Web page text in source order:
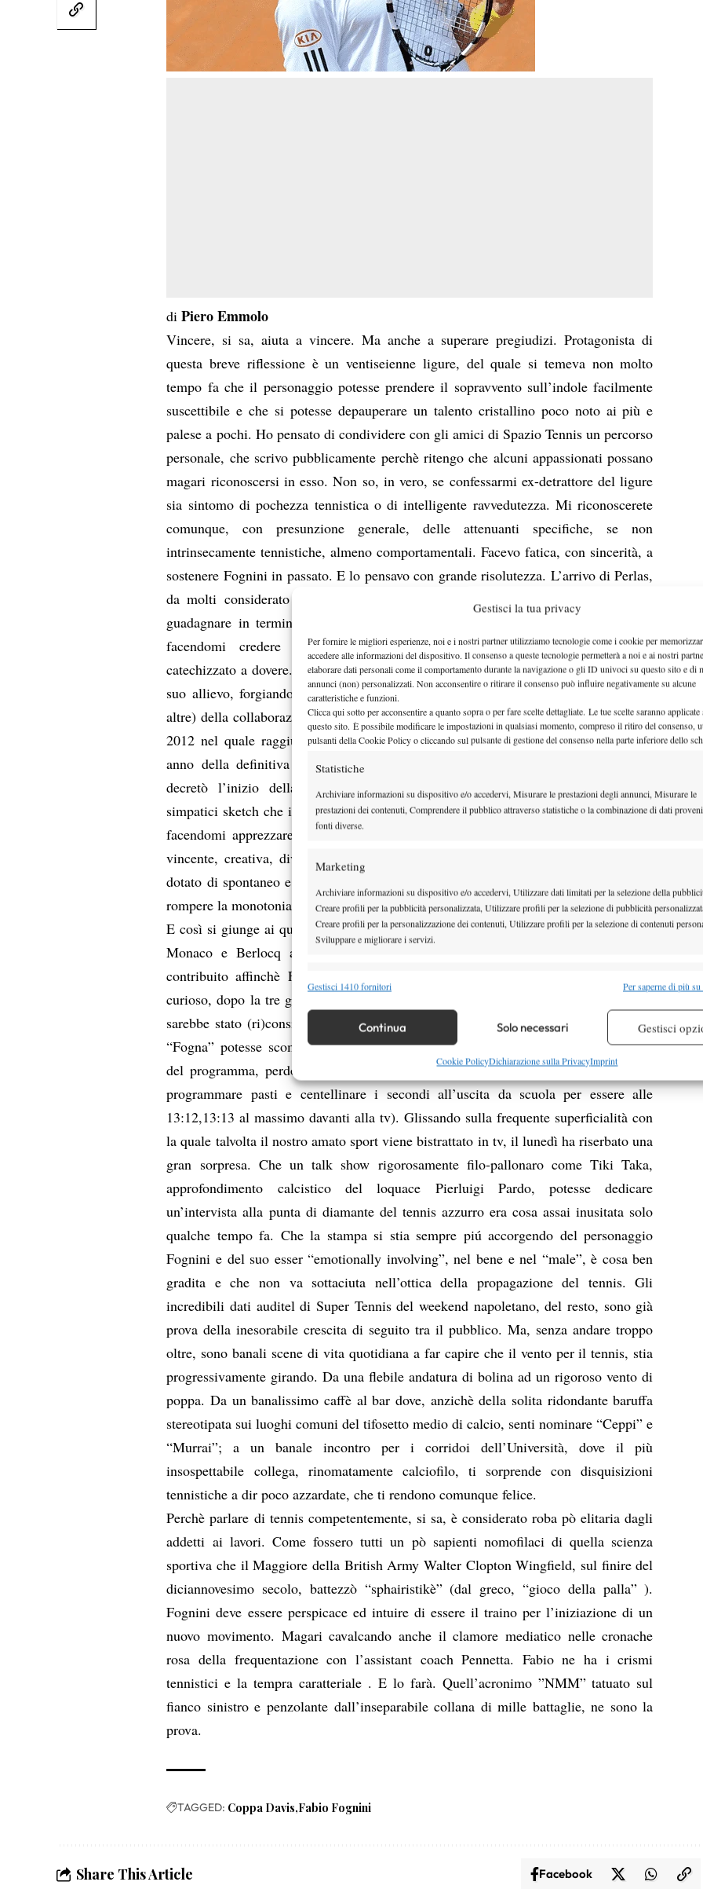
Gestisci la tua privacy
Per fornire le migliori esperienze, noi e i nostri partner utilizziamo tecnologie come i cookie per
accedere alle informazioni del dispositivo. Il consenso a queste tecnologie permetterà a noi e ai nostri
elaborare dati personali come il comportamento durante la navigazione o gli ID univoci su questo sito e di
annunci (non) personalizzati. Non acconsentire o ritirare il consenso può influire negativamente su alcune
caratteristiche e funzioni.
Clicca qui sotto per acconsentire a quanto sopra o per fare scelte dettagliate. Le tue scelte saranno applicate
questo sito. È possibile modificare le impostazioni in qualsiasi momento, compreso il ritiro del consenso,
pulsanti della Cookie Policy o cliccando sul pulsante di gestione del consenso nella parte inferiore dello
Statistiche
Archiviare informazioni su dispositivo e/o accedervi, Misurare le prestazioni degli annunci, Misurare le
prestazioni dei contenuti, Comprendere il pubblico attraverso statistiche o la combinazione di dati
fonti diverse.
Marketing
Archiviare informazioni su dispositivo e/o accedervi, Utilizzare dati limitati per la selezione della
Creare profili per la pubblicità personalizzata, Utilizzare profili per la selezione di pubblicità
Creare profili per la personalizzazione dei contenuti, Utilizzare profili per la selezione di contenuti
Sviluppare e migliorare i servizi.
Funzionalità
Identificare i dispositivi in base alle informazioni trasmesse automaticamente.
Garantire la sicurezza, prevenire e rilevare frodi, correggere errori,
Erogare e presentare pubblicità e contenuto, Salvare e comunicare le
scelte sulla privacy.
Gestisci 1410 fornitori Per saperne di più
Continua Solo necessari Gestisci
Cookie PolicyDichiarazione sulla PrivacyImprint
diPiero Emmolo
Vincere, si sa, aiuta a vincere. Ma anche a superare pregiudizi. Protagonista di
questa breve riflessione è un ventiseienne ligure, del quale si temeva non molto
tempo fa che il personaggio potesse prendere il sopravvento sull’indole facilmente
suscettibile e che si potesse depauperare un talento cristallino poco noto ai più e
palese a pochi. Ho pensato di condividere con gli amici di Spazio Tennis un percorso
personale, che scrivo pubblicamente perchè ritengo che alcuni appassionati possano
magari riconoscersi in esso. Non so, in vero, se confessarmi ex-detrattore del ligure
sia sintomo di pochezza tennistica o di intelligente ravvedutezza. Mi riconoscerete
comunque, con presunzione generale, delle attenuanti specifiche, se non
intrinsecamente tennistiche, almeno comportamentali. Facevo fatica, con sincerità, a
sostenere Fognini in passato. E lo pensavo con grande risolutezza. L’arrivo di Perlas,
da molti considerato una scommessa sulla quale il coach iberico aveva tutto da
guadagnare in termini di risultati e nulla da perdere, sparigliò le carte in tavola,
facendomi credere che quell’istrionico giocatore potesse essere finalmente
catechizzato a dovere. Josè, seppe metter ordine al tennis a volte un pò arruffone del
suo allievo, forgiando nel ligure una forma mentis vincente, sull’esperienza (tra le
altre) della collaborazione appena conclusa con Almagro, neo top 10. Così, dopo un
2012 nel quale raggiunse le finali di Bucarest e San Pietroburgo, giunse il 2013,
anno della definitiva consacrazione. E con essa un vistoso salto di qualità, che
decretò l’inizio della mia “conversione-Fognini”. Inutile aggiungere che quei
simpatici sketch che imperversano sulla rete hanno contribuito a completare l’opera,
facendomi apprezzare sempre più il tennista di Arma di Taggia. Stavolta in chiave
vincente, creativa, divertente. Guardavo quasi con ammirazione, adesso, quel tipo
dotato di spontaneo e comico physique du rôle, del quale il circuito ha bisogno per
rompere la monotonia e aizzare felicemente le platee.
E così si giunge ai quarti di Davis, dopo che già il match con Dodig a Torino e con
Monaco e Berlocq a Mar del Plata nei mesi precedenti, avevano sempre più
contribuito affinchè Fabio prendesse consapevolezza dei propri mezzi. Quasi ero
curioso, dopo la tre giorni partenopea, di vedere come massmediaticamente Fognini
sarebbe stato (ri)considerato. E per ragioni non solo tennistiche. Che l’impresa del
“Fogna” potesse scomodare “Studio sport” c’era da aspettarselo (la nuova dizione
del programma, perdonatemi, proprio non mi garba, dopo decenni, da piccino, di
programmare pasti e centellinare i secondi all’uscita da scuola per essere alle
13:12,13:13 al massimo davanti alla tv). Glissando sulla frequente superficialità con
la quale talvolta il nostro amato sport viene bistrattato in tv, il lunedì ha riserbato una
gran sorpresa. Che un talk show rigorosamente filo-pallonaro come Tiki Taka,
approfondimento calcistico del loquace Pierluigi Pardo, potesse dedicare
un’intervista alla punta di diamante del tennis azzurro era cosa assai inusitata solo
qualche tempo fa. Che la stampa si stia sempre piú accorgendo del personaggio
Fognini e del suo esser “emotionally involving”, nel bene e nel “male”, è cosa ben
gradita e che non va sottaciuta nell’ottica della propagazione del tennis. Gli
incredibili dati auditel di Super Tennis del weekend napoletano, del resto, sono già
prova della inesorabile crescita di seguito tra il pubblico. Ma, senza andare troppo
oltre, sono banali scene di vita quotidiana a far capire che il vento per il tennis, stia
progressivamente girando. Da una flebile andatura di bolina ad un rigoroso vento di
poppa. Da un banalissimo caffè al bar dove, anzichè della solita ridondante baruffa
stereotipata sui luoghi comuni del tifosetto medio di calcio, senti nominare “Ceppi” e
“Murrai”; a un banale incontro per i corridoi dell’Università, dove il più
insospettabile collega, rinomatamente calciofilo, ti sorprende con disquisizioni
tennistiche a dir poco azzardate, che ti rendono comunque felice.
Perchè parlare di tennis competentemente, si sa, è considerato roba pò elitaria dagli
addetti ai lavori. Come fossero tutti un pò sapienti nomofilaci di quella scienza
sportiva che il Maggiore della British Army Walter Clopton Wingfield, sul finire del
diciannovesimo secolo, battezzò “sphairistikè” (dal greco, “gioco della palla” ).
Fognini deve essere perspicace ed intuire di essere il traino per l’iniziazione di un
nuovo movimento. Magari cavalcando anche il clamore mediatico nelle cronache
rosa della frequentazione con l’assistant coach Pennetta. Fabio ne ha i crismi
tennistici e la tempra caratteriale . E lo farà. Quell’acronimo ”NMM” tatuato sul
fianco sinistro e penzolante dall’inseparabile collana di mille battaglie, ne sono la
prova.
TAGGED: Coppa Davis Fabio Fognini
Share This Article Facebook